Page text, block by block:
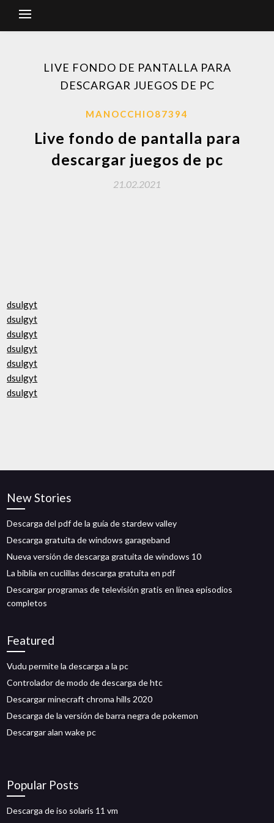
LIVE FONDO DE PANTALLA PARA
DESCARGAR JUEGOS DE PC
MANOCCHIO87394
Live fondo de pantalla para
descargar juegos de pc
21.02.2021
dsulgyt
dsulgyt
dsulgyt
dsulgyt
dsulgyt
dsulgyt
dsulgyt
New Stories
Descarga del pdf de la guía de stardew valley
Descarga gratuita de windows garageband
Nueva versión de descarga gratuita de windows 10
La biblia en cuclillas descarga gratuita en pdf
Descargar programas de televisión gratis en línea episodios
completos
Featured
Vudu permite la descarga a la pc
Controlador de modo de descarga de htc
Descargar minecraft chroma hills 2020
Descarga de la versión de barra negra de pokemon
Descargar alan wake pc
Popular Posts
Descarga de iso solaris 11 vm